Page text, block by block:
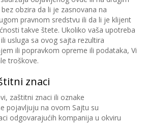
obzira da li je zasnovana na
pravnom sredstvu ili da li je klijent
takve štete. Ukoliko vaša upotreba
usluga sa ovog sajta rezultira
ili popravkom opreme ili podataka, Vi
troškove.
znaci
zaštitni znaci ili oznake
pojavljuju na ovom Sajtu su
odgovarajućih kompanija u okviru